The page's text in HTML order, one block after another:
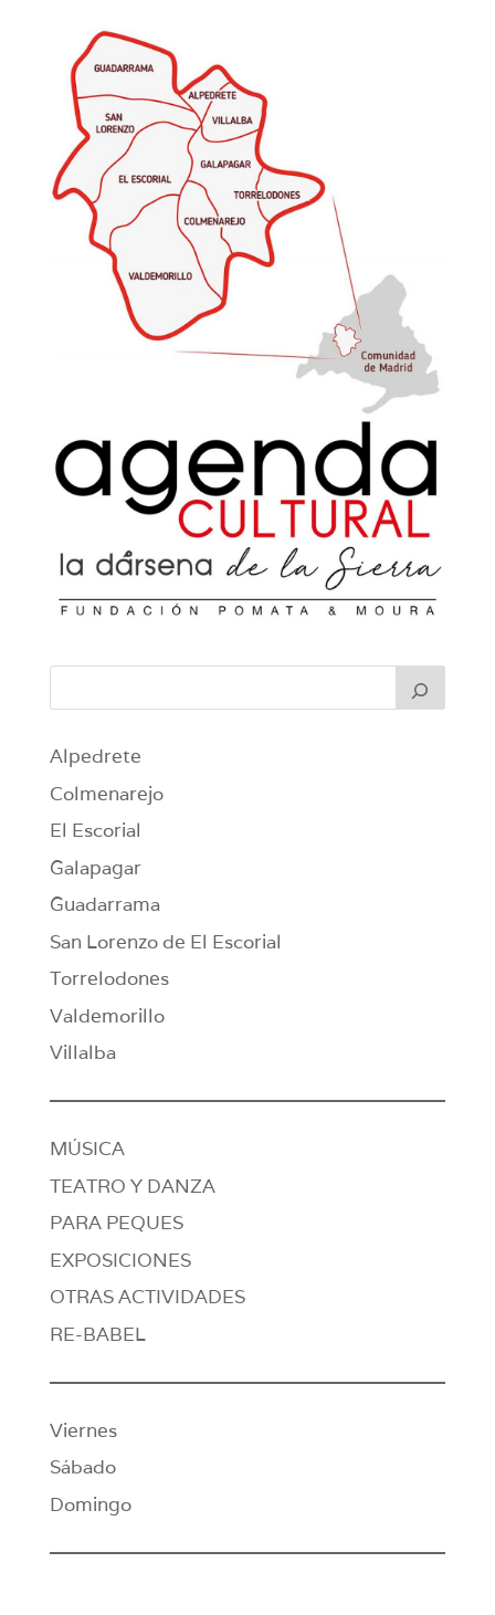
Alpedrete
Colmenarejo
El Escorial
Galapagar
Guadarrama
San Lorenzo de El Escorial
Torrelodones
Valdemorillo
Villalba
MÚSICA
TEATRO Y DANZA
PARA PEQUES
EXPOSICIONES
OTRAS ACTIVIDADES
RE-BABEL
Viernes
Sábado
Domingo